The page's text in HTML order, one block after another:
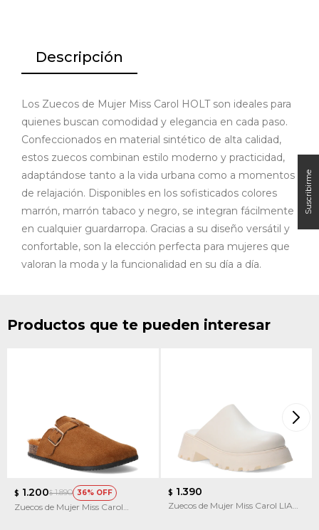
Descripción
Los Zuecos de Mujer Miss Carol HOLT son ideales para
quienes buscan comodidad y elegancia en cada paso.
Confeccionados en material sintético de alta calidad,
estos zuecos combinan estilo moderno y practicidad,
adaptándose tanto a la vida urbana como a momentos
de relajación. Disponibles en los sofisticados colores
marrón, marrón tabaco y negro, se integran fácilmente
en cualquier guardarropa. Gracias a su diseño versátil y
confortable, son la elección perfecta para mujeres que
valoran la moda y la funcionalidad en su día a día.
Productos que te pueden interesar
$ 1.200$ 1.890 36
Zuecos de Mujer Miss Carol
$ 1.390
Zuecos de Mujer Miss Carol LIA